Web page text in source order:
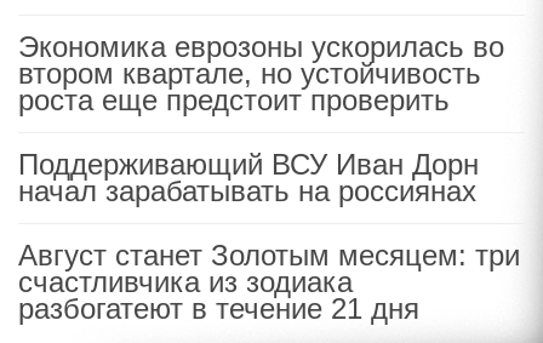
Экономика еврозоны ускорилась во
втором квартале, но устойчивость
роста еще предстоит проверить
Поддерживающий ВСУ Иван Дорн
начал зарабатывать на россиянах
Август станет Золотым месяцем: три
счастливчика из зодиака
разбогатеют в течение 21 дня